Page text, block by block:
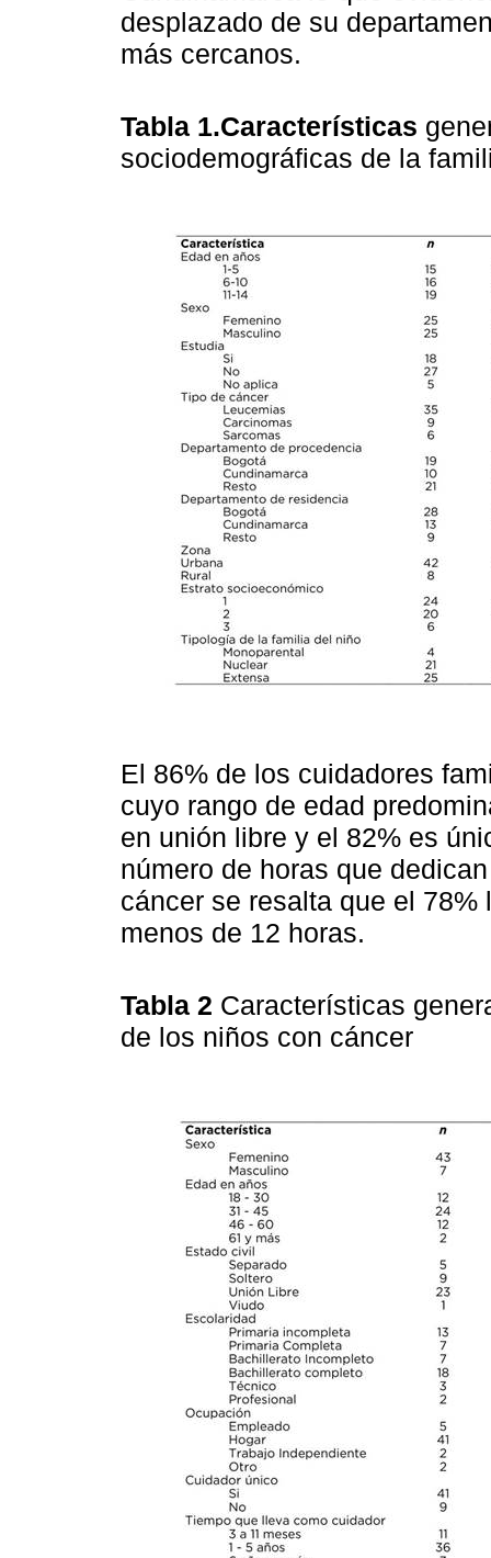
desplazado de su
más cercanos.
Tabla 1.Características
sociodemográficas de la
El 86% de los cuidadores
cuyo rango de edad
en unión libre y el 82% es
número de horas que
cáncer se resalta que el
menos de 12 horas.
Tabla 2 Características
de los niños con cáncer